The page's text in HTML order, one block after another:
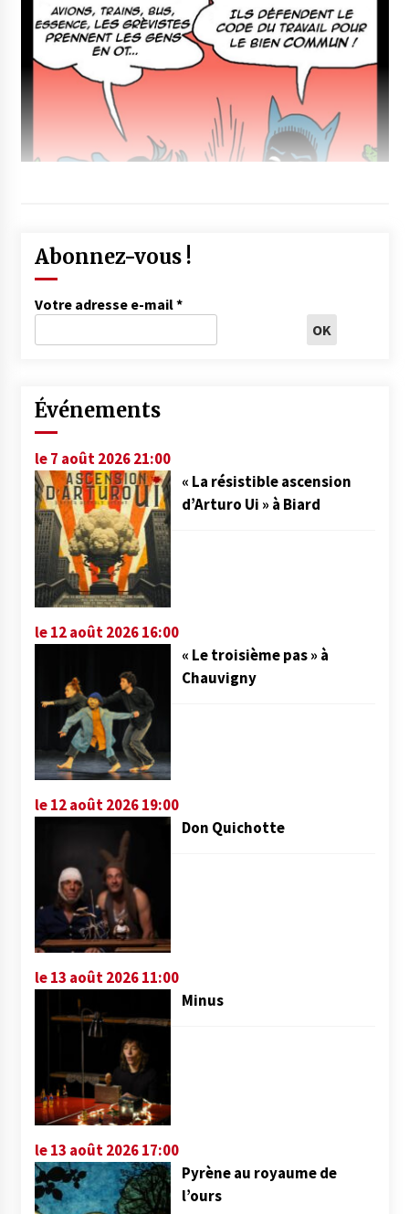
Abonnez-vous !
Votre adresse e-mail*
Événements
le 7 août 2026 21:00
« La résistible ascension
d’Arturo Ui » à Biard
le 12 août 2026 16:00
« Le troisième pas » à
Chauvigny
le 12 août 2026 19:00
Don Quichotte
le 13 août 2026 11:00
Minus
le 13 août 2026 17:00
Pyrène au royaume de
l’ours